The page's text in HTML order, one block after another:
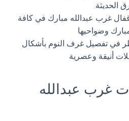
الحديثة.
غرب عبدالله مبارك في كافة
وضواحيها
في تفصيل غرف النوم بأشكال
أنيقة وعصرية
غرب عبدالله